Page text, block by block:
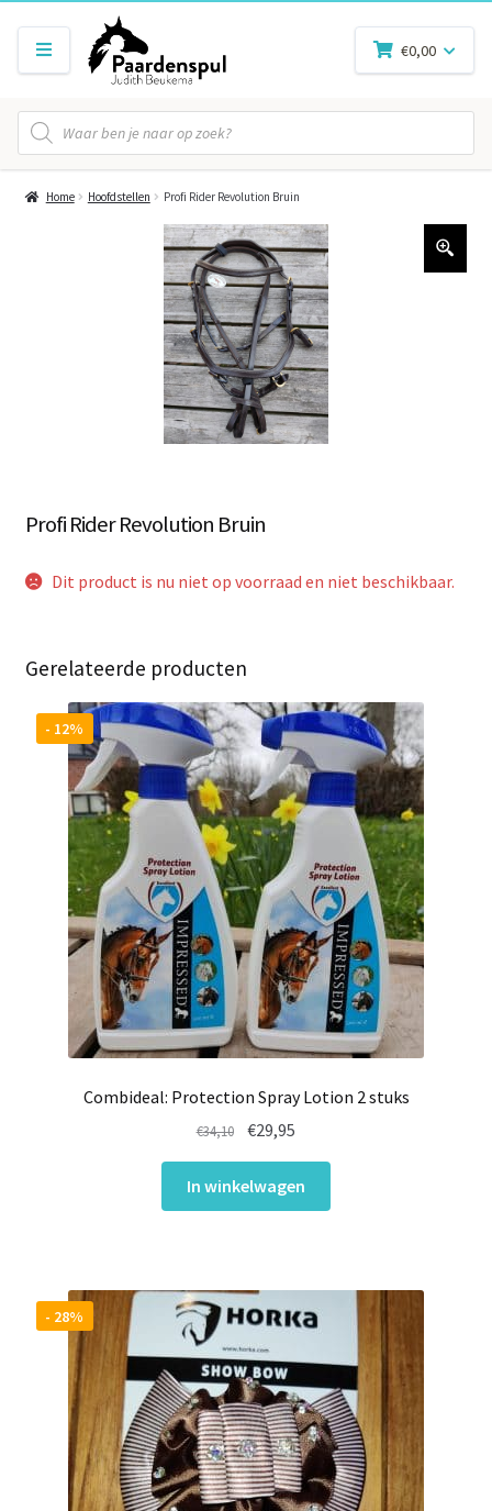
Producten
zoeken
€0,00
Home Hoofdstellen Profi Rider Revolution Bruin
Profi Rider Revolution Bruin
Dit product is nu niet op voorraad en niet beschikbaar.
Gerelateerde producten
Combideal: Protection Spray Lotion 2 stuks
- 12%
€34,10
Oorspronkelijke
prijs
was:
€34,10.
€29,95
prijs
is:
€29,95.
In winkelwagen
- 28%